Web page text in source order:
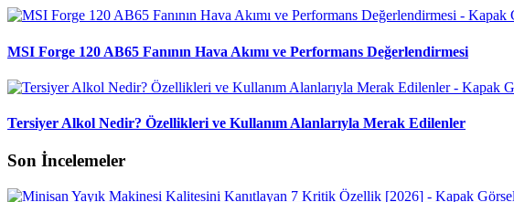
MSI Forge 120 AB65 Fanının Hava Akımı ve Performans Değerlendirmesi
Tersiyer Alkol Nedir? Özellikleri ve Kullanım Alanlarıyla Merak Edilenler
Son İncelemeler